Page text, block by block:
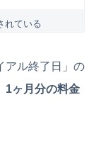
れている
アル終了日」の
1ヶ月分の料金